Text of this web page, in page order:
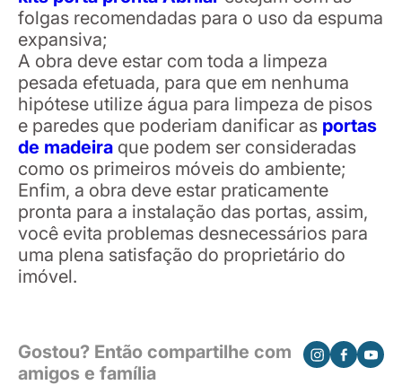
folgas recomendadas para o uso da espuma
expansiva;
A obra deve estar com toda a limpeza
pesada efetuada, para que em nenhuma
hipótese utilize água para limpeza de pisos
e paredes que poderiam danificar as portas
de madeira que podem ser consideradas
como os primeiros móveis do ambiente;
Enfim, a obra deve estar praticamente
pronta para a instalação das portas, assim,
você evita problemas desnecessários para
uma plena satisfação do proprietário do
imóvel.
Gostou? Então compartilhe com
amigos e família